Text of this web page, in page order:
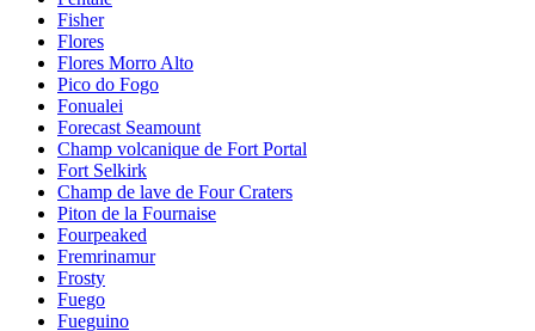
Fisher
Flores
Flores Morro Alto
Pico do Fogo
Fonualei
Forecast Seamount
Champ volcanique de Fort Portal
Fort Selkirk
Champ de lave de Four Craters
Piton de la Fournaise
Fourpeaked
Fremrinamur
Frosty
Fuego
Fueguino